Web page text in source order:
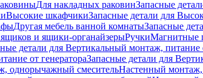
Для накладных pаковинЗапасные
Высокие шкафчикиЗапасные детали для
Другая мебель ванной комнатыЗапасные
и ящики-органайзерыРучкиМагнитные
детали для Вертикальный монтаж, питание
от генератораЗапасные детали для
однорычажный смесительНастенный монтаж,